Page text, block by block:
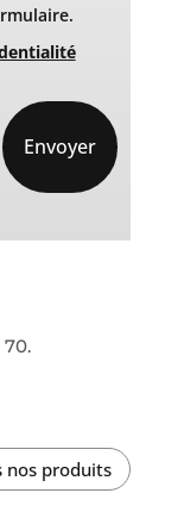
Envoyer
nos produits